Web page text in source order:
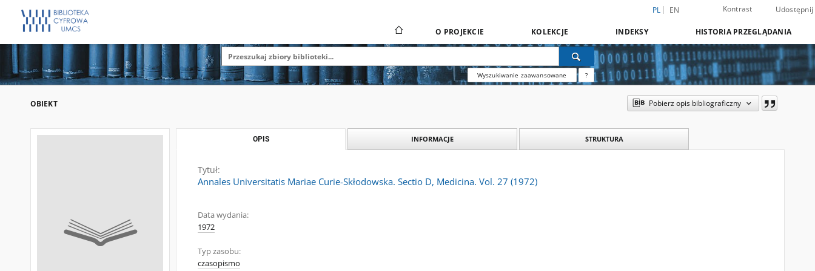
PL EN Kontrast Udostępnij
O PROJEKCIE KOLEKCJE INDEKSY HISTORIA PRZEGLĄDANIA
Wyszukiwanie zaawansowane ?
OBIEKT Pobierz opis bibliograficzny
OPIS INFORMACJE STRUKTURA
Tytuł:
Annales Universitatis Mariae Curie-Skłodowska. Sectio D, Medicina. Vol. 27 (1972)
Data wydania:
1972
Typ zasobu:
czasopismo